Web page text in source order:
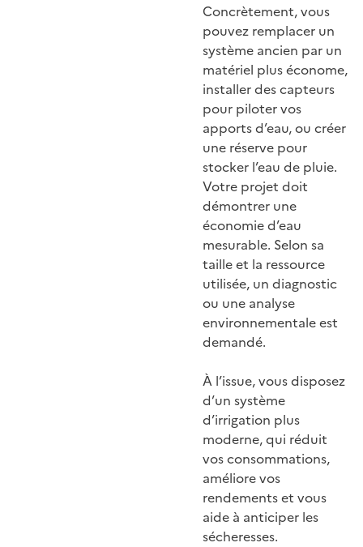
Concrètement, vous
pouvez remplacer un
système ancien par un
matériel plus économe,
installer des capteurs
pour piloter vos
apports d’eau, ou créer
une réserve pour
stocker l’eau de pluie.
Votre projet doit
démontrer une
économie d’eau
mesurable. Selon sa
taille et la ressource
utilisée, un diagnostic
ou une analyse
environnementale est
demandé.
À l’issue, vous disposez
d’un système
d’irrigation plus
moderne, qui réduit
vos consommations,
améliore vos
rendements et vous
aide à anticiper les
sécheresses.